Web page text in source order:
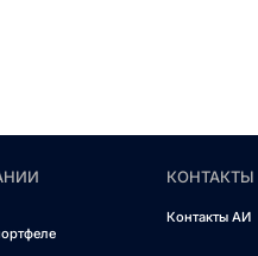
КОНТАКТЫ
Контакты АИ